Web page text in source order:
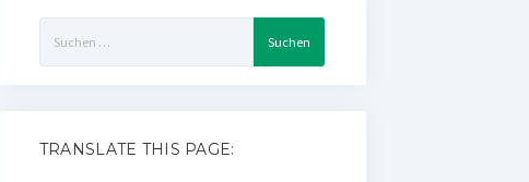
nach:
TRANSLATE THIS PAGE: